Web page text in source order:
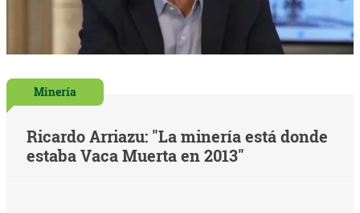
Minería
Ricardo Arriazu: "La minería está donde
estaba Vaca Muerta en 2013"